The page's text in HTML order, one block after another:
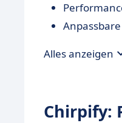
Alles anzeigen
Chirpify: